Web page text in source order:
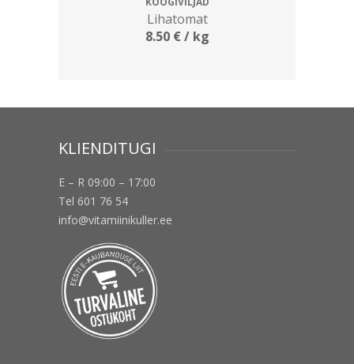
Lihatomat
8.50 €/ kg
KLIENDITUGI
E – R 09:00 – 17:00
Tel 601 76 54
info@vitamiinikuller.ee